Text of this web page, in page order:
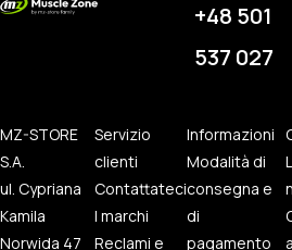
+48 501
537 027
MZ-STORE
S.A.
ul. Cypriana
Kamila
Norwida 47
Servizio
clienti
Contattateci
I marchi
Reclami e
Informazioni
Modalità di
consegna e
di
pagamento